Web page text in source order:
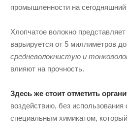
промышленности на сегодняшний
Хлопчатое волокно
варьируется от 5 миллиметров
средневолокнистую и
влияют на прочность.
Здесь же стоит отметить
воздействию, без использования
специальным химикатом,